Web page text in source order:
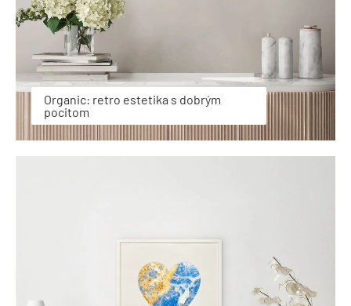
Organic: retro estetika s dobrým
pocitom